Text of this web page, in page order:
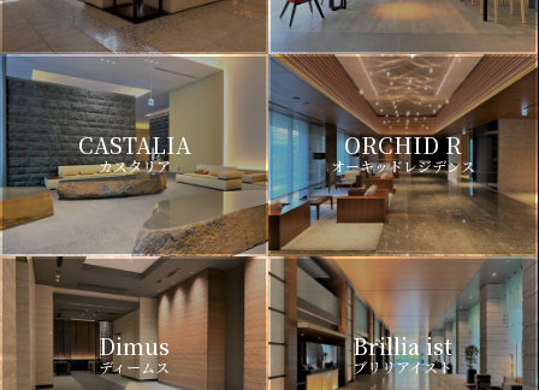
CASTALIA
カスタリア
ORCHID R
オーキッドレジデンス
Dimus
ディームス
Brillia ist
ブリリアイスト